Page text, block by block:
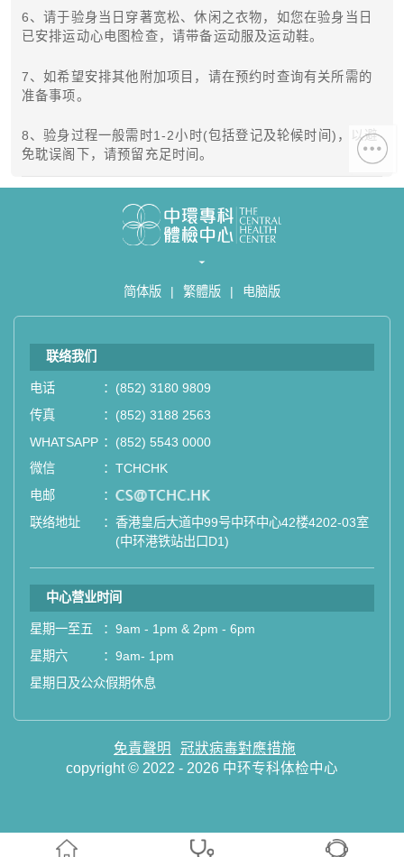
6、请于验身当日穿著宽松、休闲之衣物，如您在验身当日
已安排运动心电图检查，请带备运动服及运动鞋。
7、如希望安排其他附加项目，请在预约时查询有关所需的
准备事项。
8、验身过程一般需时1-2小时(包括登记及轮候时间)，以避
免耽误阁下，请预留充足时间。
简体版 | 繁體版 | 电脑版
联络我们
电话 ： (852) 3180 9809
传真
： (852) 3188 2563
WHATSAPP ： (852) 5543 0000
微信
： TCHCHK
电邮
： email
联络地址
： 香港皇后大道中99号中环中心42楼4202-03室
(中环港铁站出口D1)
中心营业时间
星期一至五 ： 9am - 1pm & 2pm - 6pm
星期六
： 9am- 1pm
星期日及公众假期休息
免責聲明
冠狀病毒對應措施
copyright © 2022 - 2026 中环专科体检中心
人士提供尊尚而优质的体检服务，一
站式进行全方位检查。
如果您有任何疑问或需要进一步了
解，请随时与我们联系。谢谢您的支
持！
祝您健康愉快！